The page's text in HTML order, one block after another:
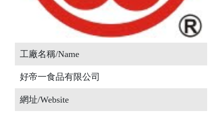
工廠名稱/Name
好帝一食品有限公司
網址/Website